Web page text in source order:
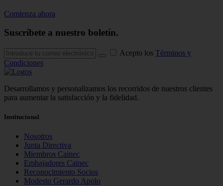
Comienza ahora
Suscríbete a nuestro boletín.
Acepto los Términos y
Condiciones
Desarrollamos y personalizamos los recorridos de nuestros clientes
para aumentar la satisfacción y la fidelidad.
Institucional
Nosotros
Junta Directiva
Miembros Cainec
Embajadores Cainec
Reconocimiento Socios
Modesto Gerardo Apolo